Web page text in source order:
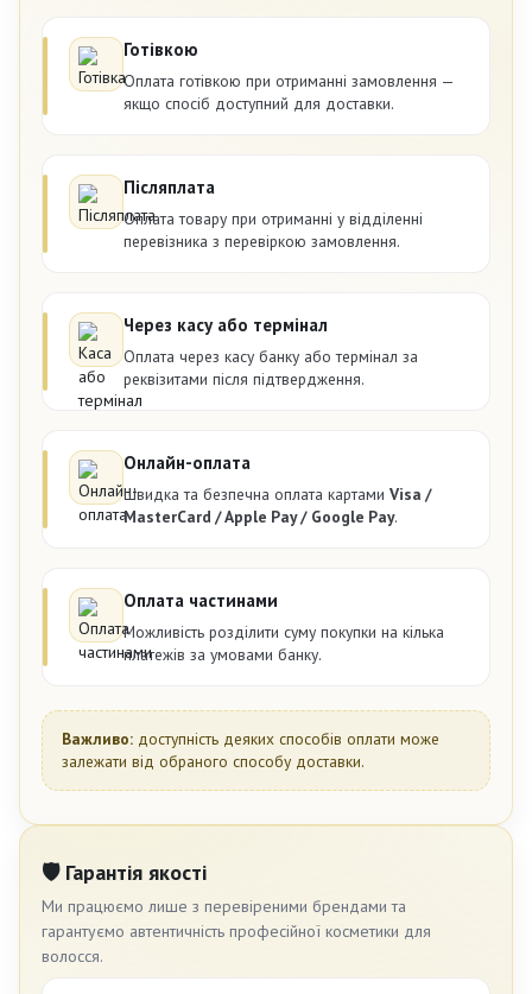
Готівкою
Оплата готівкою при отриманні замовлення —
якщо спосіб доступний для доставки.
Післяплата
Оплата товару при отриманні у відділенні
перевізника з перевіркою замовлення.
Через касу або термінал
Оплата через касу банку або термінал за
реквізитами після підтвердження.
Онлайн-оплата
Швидка та безпечна оплата картами Visa /
MasterCard / Apple Pay / Google Pay.
Оплата частинами
Можливість розділити суму покупки на кілька
платежів за умовами банку.
Важливо: доступність деяких способів оплати може
залежати від обраного способу доставки.
🛡 Гарантія якості
Ми працюємо лише з перевіреними брендами та
гарантуємо автентичність професійної косметики для
волосся.